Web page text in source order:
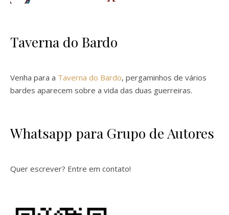
Taverna do Bardo
Venha para a Taverna do Bardo, pergaminhos de vários
bardes aparecem sobre a vida das duas guerreiras.
Whatsapp para Grupo de Autores
Quer escrever? Entre em contato!